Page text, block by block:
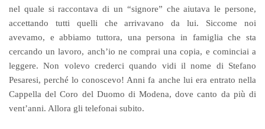
nel quale si raccontava di un “signore” che aiutava le persone,
accettando tutti quelli che arrivavano da lui. Siccome noi
avevamo, e abbiamo tuttora, una persona in famiglia che sta
cercando un lavoro, anch’io ne comprai una copia, e cominciai a
leggere. Non volevo crederci quando vidi il nome di Stefano
Pesaresi, perché lo conoscevo! Anni fa anche lui era entrato nella
Cappella del Coro del Duomo di Modena, dove canto da più di
vent’anni. Allora gli telefonai subito.